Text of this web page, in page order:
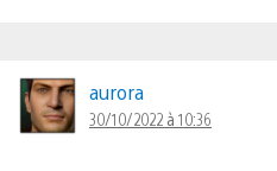
aurora
30/10/2022 à 10:36